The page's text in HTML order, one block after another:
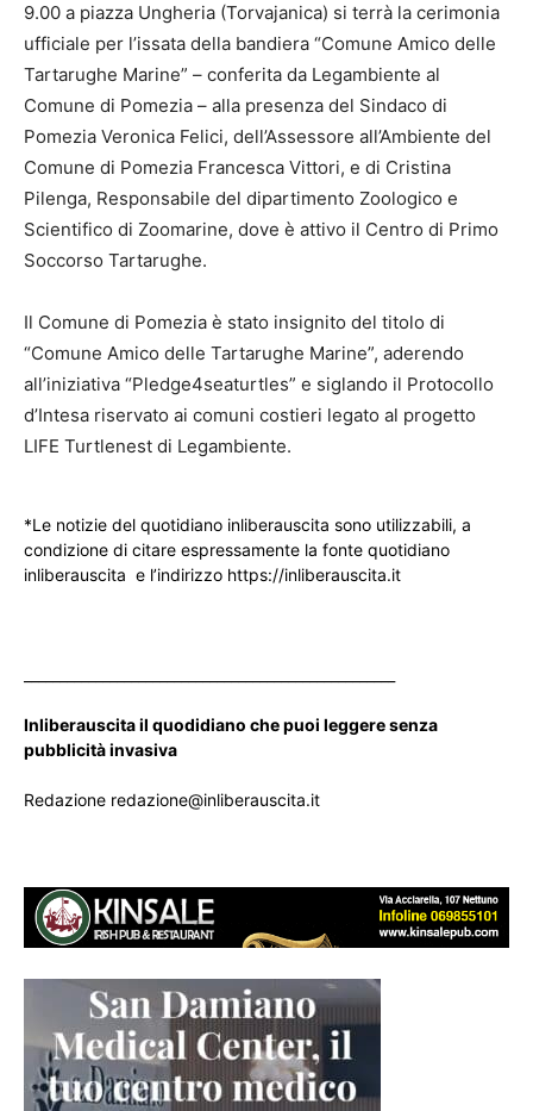
9.00 a piazza Ungheria (Torvajanica) si terrà la cerimonia
ufficiale per l’issata della bandiera “Comune Amico delle
Tartarughe Marine” – conferita da Legambiente al
Comune di Pomezia – alla presenza del Sindaco di
Pomezia Veronica Felici, dell’Assessore all’Ambiente del
Comune di Pomezia Francesca Vittori, e di Cristina
Pilenga, Responsabile del dipartimento Zoologico e
Scientifico di Zoomarine, dove è attivo il Centro di Primo
Soccorso Tartarughe.
Il Comune di Pomezia è stato insignito del titolo di
“Comune Amico delle Tartarughe Marine”, aderendo
all’iniziativa “Pledge4seaturtles” e siglando il Protocollo
d’Intesa riservato ai comuni costieri legato al progetto
LIFE Turtlenest di Legambiente.
*Le notizie del quotidiano inliberauscita sono utilizzabili, a
condizione di citare espressamente la fonte quotidiano
inliberauscita e l’indirizzo https://inliberauscita.it
Inliberauscita il quodidiano che puoi leggere senza
pubblicità invasiva
Redazione redazione@inliberauscita.it